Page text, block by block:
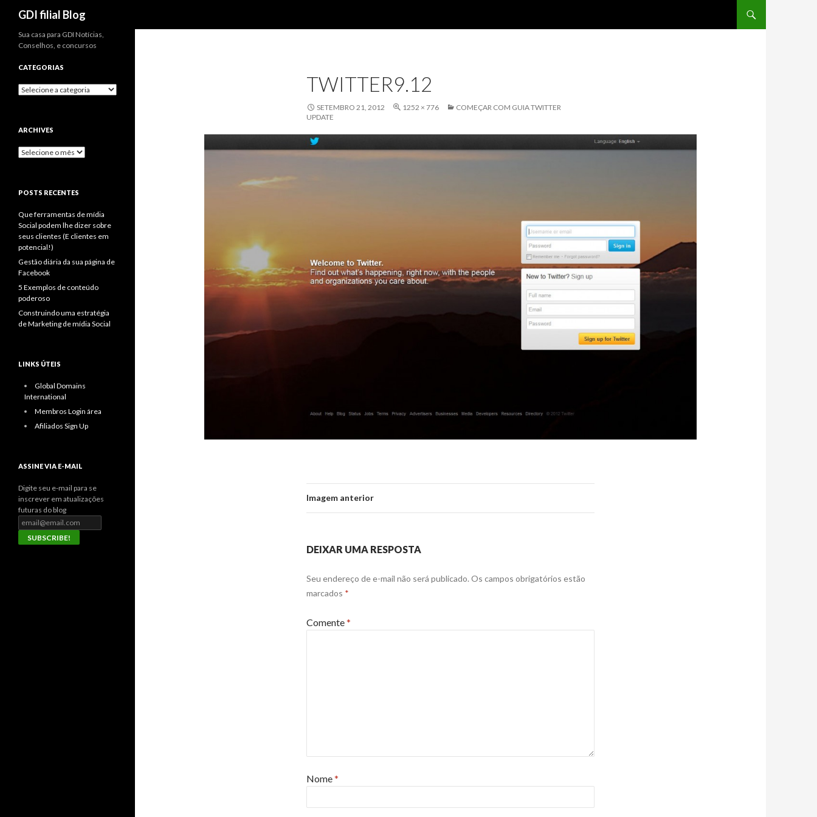
GDI filial Blog
TWITTER9.12
SETEMBRO 21, 2012 1252 × 776
COMEÇAR COM GUIA TWITTER
UPDATE
Imagem anterior
DEIXAR UMA RESPOSTA
Seu endereço de e-mail não será publicado. Os campos obrigatórios estão
marcados *
Comente*
Nome*
Sua casa para GDI Notícias,
Conselhos, e concursos
CATEGORIAS
Categorias
ARCHIVES
Archives
POSTS RECENTES
Que ferramentas de mídia
Social podem lhe dizer sobre
seus clientes (E clientes em
potencial!)
Gestão diária da sua página de
Facebook
5 Exemplos de conteúdo
poderoso
Construindo uma estratégia
de Marketing de mídia Social
LINKS ÚTEIS
Global Domains
International
Membros Login área
Afiliados Sign Up
ASSINE VIA E-MAIL
Digite seu e-mail para se
inscrever em atualizações
futuras do blog